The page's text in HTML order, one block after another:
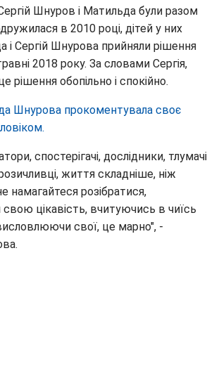
Шнуров і Матильда були разом
в 2010 році, дітей у них
і Сергій Шнурова прийняли рішення
2018 року. За словами Сергія,
рішення обопільно і спокійно.
Шнурова прокоментувала своє
спостерігачі, дослідники, тлумачі
життя складніше, ніж
намагайтеся розібратися,
цікавість, вчитуючись в чиїсь
висловлюючи свої, це марно", -